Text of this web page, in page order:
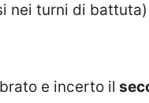
nei turni di
e incerto il